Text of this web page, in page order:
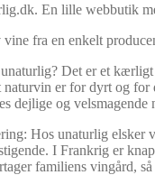
En lille webbutik
fra en enkelt
Det er et
er for dyrt og
dejlige og
Hos unaturlig elsker
I Frankrig er
familiens vingård,